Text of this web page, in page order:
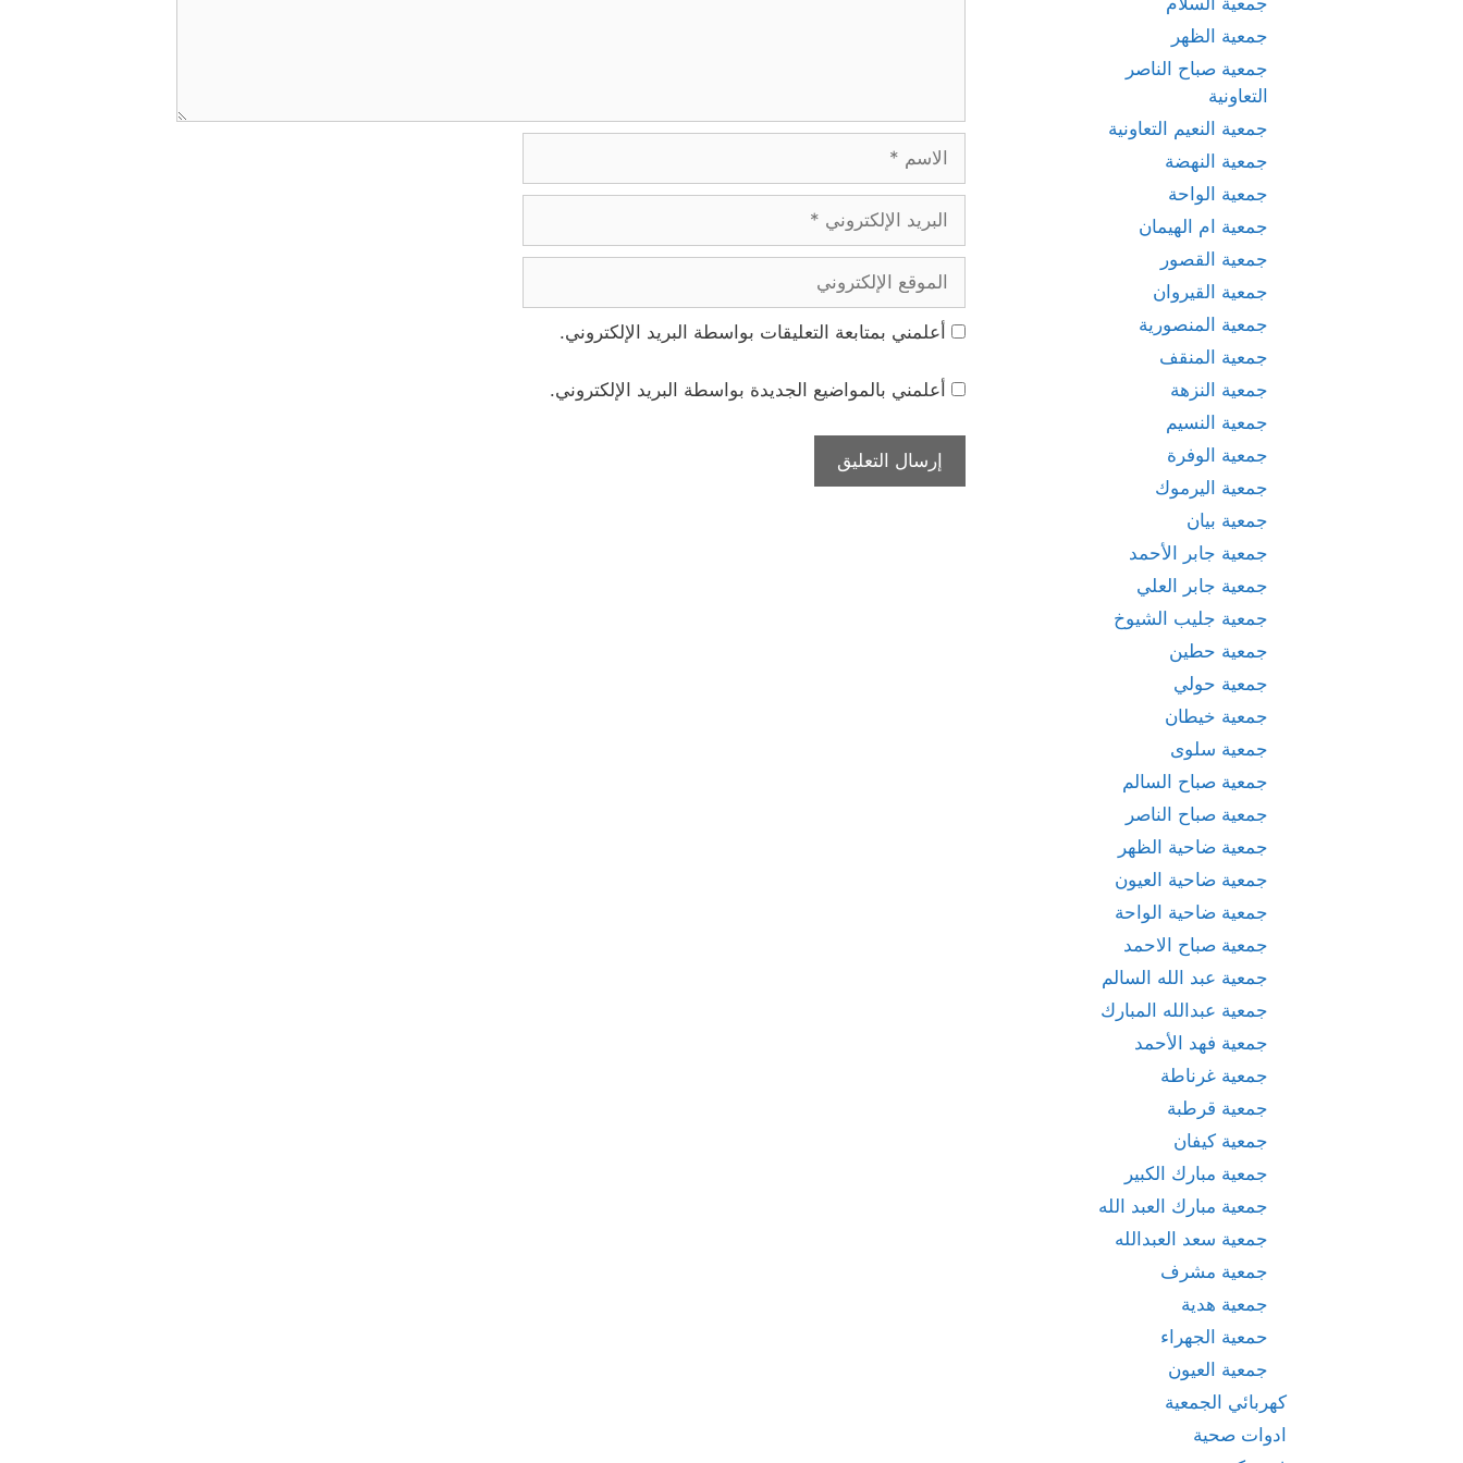
الإلكتروني
الإلكتروني
أعلمني بمتابعة التعليقات بواسطة البريد الإلكتروني.
أعلمني بالمواضيع الجديدة بواسطة البريد الإلكتروني.
جمعية الظهر
جمعية صباح الناصر
التعاونية
جمعية النعيم التعاونية
جمعية النهضة
جمعية الواحة
جمعية ام الهيمان
جمعية القصور
جمعية القيروان
جمعية المنصورية
جمعية المنقف
جمعية النزهة
جمعية النسيم
جمعية الوفرة
جمعية اليرموك
جمعية بيان
جمعية جابر الأحمد
جمعية جابر العلي
جمعية جليب الشيوخ
جمعية حطين
جمعية حولي
جمعية خيطان
جمعية سلوى
جمعية صباح السالم
جمعية صباح الناصر
جمعية ضاحية الظهر
جمعية ضاحية العيون
جمعية ضاحية الواحة
جمعية صباح الاحمد
جمعية عبد الله السالم
جمعية عبدالله المبارك
جمعية فهد الأحمد
جمعية غرناطة
جمعية قرطبة
جمعية كيفان
جمعية مبارك الكبير
جمعية مبارك العبد الله
جمعية سعد العبدالله
جمعية مشرف
جمعية هدية
حمعية الجهراء
جمعية العيون
كهربائي الجمعية
ادوات صحية